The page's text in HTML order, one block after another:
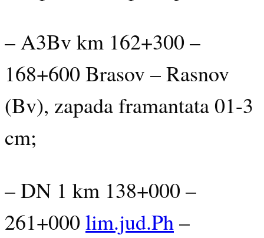
– A3Bv km 162+300 –
168+600 Brasov – Rasnov
(Bv), zapada framantata 01-3
cm;
– DN 1 km 138+000 –
261+000 lim.jud.Ph–